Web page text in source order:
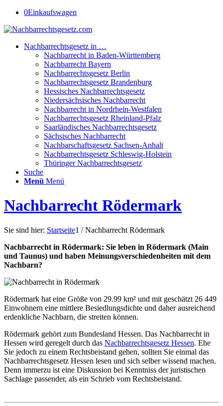
0Einkaufswagen
Nachbarrechtsgesetz in …
Nachbarrecht in Baden-Württemberg
Nachbarrecht Bayern
Nachbarrechtsgesetz Berlin
Nachbarrechtsgesetz Brandenburg
Hessisches Nachbarrechtsgesetz
Niedersächsisches Nachbarrecht
Nachbarrecht in Nordrhein-Westfalen
Nachbarrechtsgesetz Rheinland-Pfalz
Saarländisches Nachbarrechtsgesetz
Sächsisches Nachbarrecht
Nachbarschaftsgesetz Sachsen-Anhalt
Nachbarrechtsgesetz Schleswig-Holstein
Thüringer Nachbarrechtsgesetz
Suche
Menü Menü
Nachbarrecht Rödermark
Sie sind hier: Startseite1 / Nachbarrecht Rödermark
Nachbarrecht in Rödermark: Sie leben in Rödermark (Main
und Taunus) und haben Meinungsverschiedenheiten mit dem
Nachbarn?
Rödermark hat eine Größe von 29.99 km² und mit geschätzt 26 449
Einwohnern eine mittlere Besiedlungsdichte und daher ausreichend
erdenkliche Nachbarn, die streiten können.
Rödermark gehört zum Bundesland Hessen. Das Nachbarrecht in
Hessen wird geregelt durch das Nachbarrechtsgesetz Hessen. Ehe
Sie jedoch zu einem Rechtsbeistand gehen, sollten Sie einmal das
Nachbarrechtsgesetz Hessen lesen und sich selber wissend machen.
Denn immerzu ist eine Diskussion bei Kenntniss der juristischen
Sachlage passender, als ein Schrieb vom Rechtsbeistand.